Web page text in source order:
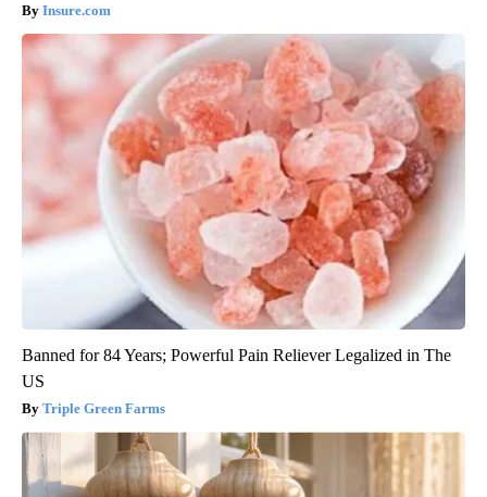
Insure.com
Banned for 84 Years; Powerful Pain Reliever Legalized in The
US
Triple Green Farms